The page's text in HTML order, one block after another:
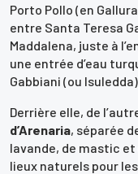
Porto Pollo (en
entre Santa Teresa
Maddalena, juste à
une entrée d’eau
Gabbiani (ou
Derrière elle, de
d’Arenaria, séparée
lavande, de mastic et
lieux naturels pour